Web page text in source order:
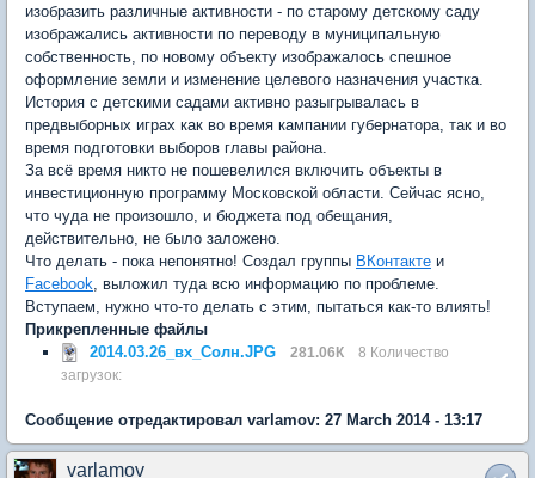
изобразить различные активности - по старому детскому саду
изображались активности по переводу в муниципальную
собственность, по новому объекту изображалось спешное
оформление земли и изменение целевого назначения участка.
История с детскими садами активно разыгрывалась в
предвыборных играх как во время кампании губернатора, так и во
время подготовки выборов главы района.
За всё время никто не пошевелился включить объекты в
инвестиционную программу Московской области. Сейчас ясно,
что чуда не произошло, и бюджета под обещания,
действительно, не было заложено.
Что делать - пока непонятно! Создал группы ВКонтакте и
Facebook , выложил туда всю информацию по проблеме.
Вступаем, нужно что-то делать с этим, пытаться как-то влиять!
Прикрепленные файлы
2014.03.26_вх_Солн.JPG
281.06К
8 Количество
загрузок:
Сообщение отредактировал varlamov: 27 March 2014 - 13:17
varlamov